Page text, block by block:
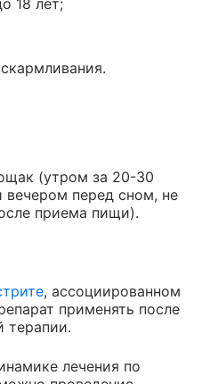
18 лет;
(утром за 20-30
перед сном, не
приема пищи).
, ассоциированном
применять после
терапии.
лечения по